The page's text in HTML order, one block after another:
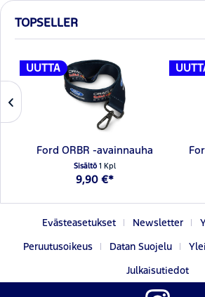
TOPSELLER
UUTTA
Ford ORBR -avainnauha
Sisältö1 Kpl
9,90 €*
UUTTA
Evästeasetukset Newsletter
Peruutusoikeus
Datan Suojelu
Julkaisutiedot